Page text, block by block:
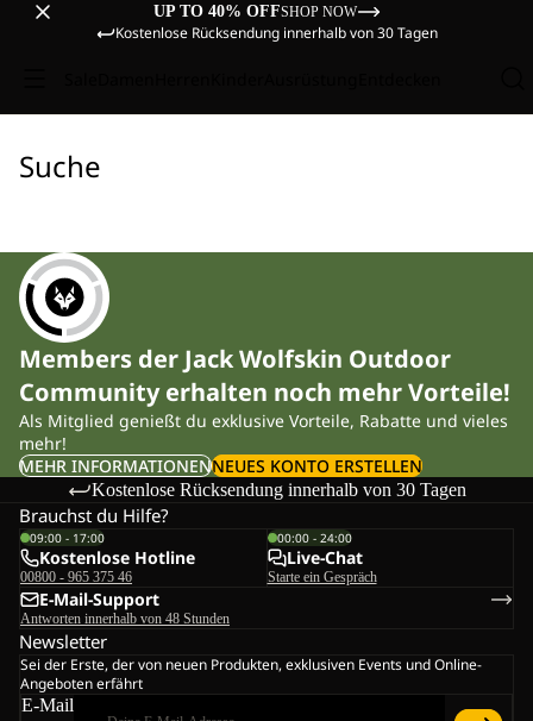
UP TO 40% OFFSHOP NOW
Kostenlose Rücksendung innerhalb von 30 Tagen
Suche
Members der Jack Wolfskin Outdoor
Community erhalten noch mehr Vorteile!
Als Mitglied genießt du exklusive Vorteile, Rabatte und vieles
mehr!
MEHR INFORMATIONENNEUES KONTO ERSTELLEN
Kostenlose Rücksendung innerhalb von 30 Tagen
Brauchst du Hilfe?
09:00 - 17:00
Kostenlose Hotline
00800 - 965 375 46
00:00 - 24:00
Live-Chat
Starte ein Gespräch
E-Mail-Support
Antworten innerhalb von 48 Stunden
Newsletter
Sei der Erste, der von neuen Produkten, exklusiven Events und Online-
Angeboten erfährt
E-Mail